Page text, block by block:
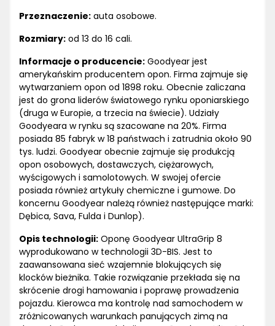
Przeznaczenie: auta osobowe.
Rozmiary: od 13 do 16 cali.
Informacje o producencie: Goodyear jest
amerykańskim producentem opon. Firma zajmuje się
wytwarzaniem opon od 1898 roku. Obecnie zaliczana
jest do grona liderów światowego rynku oponiarskiego
(druga w Europie, a trzecia na świecie). Udziały
Goodyeara w rynku są szacowane na 20%. Firma
posiada 85 fabryk w 18 państwach i zatrudnia około 90
tys. ludzi. Goodyear obecnie zajmuje się produkcją
opon osobowych, dostawczych, ciężarowych,
wyścigowych i samolotowych. W swojej ofercie
posiada również artykuły chemiczne i gumowe. Do
koncernu Goodyear należą również następujące marki:
Dębica, Sava, Fulda i Dunlop).
Opis technologii: Oponę Goodyear UltraGrip 8
wyprodukowano w technologii 3D-BIS. Jest to
zaawansowana sieć wzajemnie blokujących się
klocków bieżnika. Takie rozwiązanie przekłada się na
skrócenie drogi hamowania i poprawę prowadzenia
pojazdu. Kierowca ma kontrolę nad samochodem w
zróżnicowanych warunkach panujących zimą na